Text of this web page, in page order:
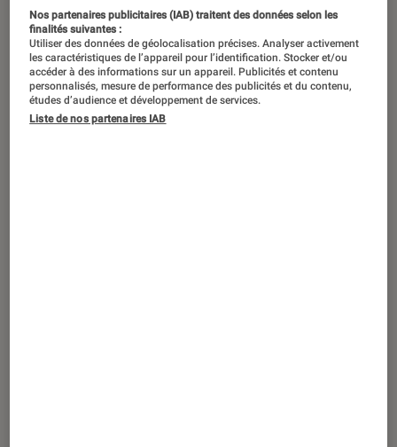
Comment bien choisir son PC Gamer ?
DÉCRYPTAGE
Gaming • 09 juil. 2026
Nos partenaires publicitaires (IAB) traitent des données selon les
finalités suivantes :
Utiliser des données de géolocalisation précises. Analyser activement
les caractéristiques de l’appareil pour l’identification. Stocker et/ou
accéder à des informations sur un appareil. Publicités et contenu
personnalisés, mesure de performance des publicités et du contenu,
études d’audience et développement de services.
Liste de nos partenaires IAB